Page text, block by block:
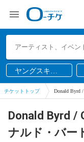
ヤングスキニ
ー
チケットトップ Donald Byrd
Donald Byrd /
ナルド・バー